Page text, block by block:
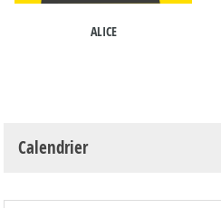
ALICE
Calendrier